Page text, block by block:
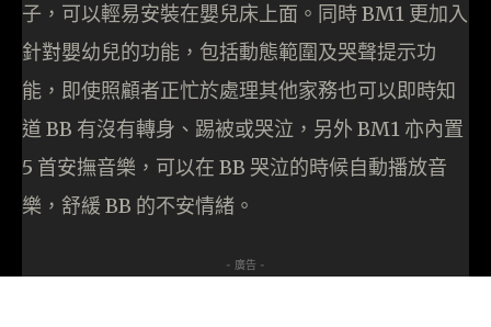
子，可以輕易安裝在嬰兒床上面。同時 BM1 更加入
針對嬰幼兒的功能，包括動態範圍及哭聲提示功
能，即使照顧者正忙於處理其他家務也可以即時知
道 BB 有沒有轉身、踢被或哭泣，另外 BM1 亦內置
5 首安撫音樂，可以在 BB 哭泣的時候自動播放音
樂，舒緩 BB 的不安情緒。
- 廣告 -